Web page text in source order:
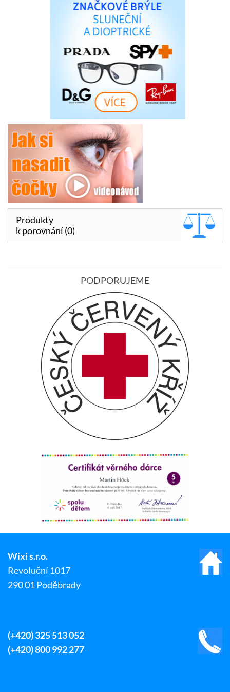
Produkty
k porovnání (0)
PODPORUJEME
Wixi s.r.o.
Revoluční 1017
290 01 Poděbrady
(+420) 325 513 052
(+420) 800 992 277